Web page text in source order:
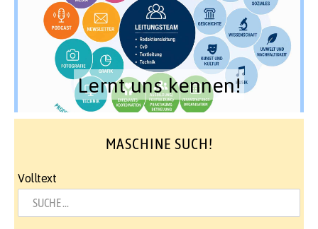
Lernt uns kennen!
MASCHINE SUCH!
Volltext